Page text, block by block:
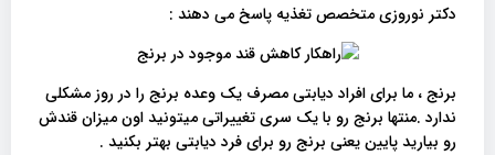
دکتر نوروزی متخصص تغذیه پاسخ می دهند :
برنج ، ما برای افراد دیابتی مصرف یک وعده برنج را در روز مشکلی
ندارد .منتها برنج رو با یک سری تغییراتی میتونید اون میزان قندش
رو بیارید پایین یعنی برنج رو برای فرد دیابتی بهتر بکنید .